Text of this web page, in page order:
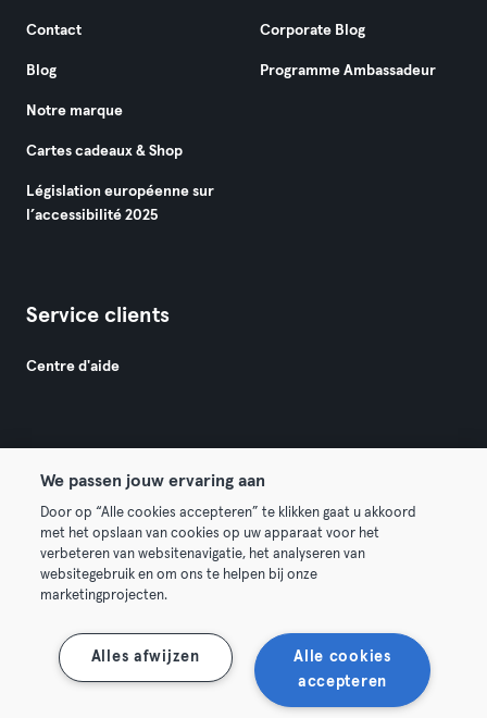
Contact
Blog
Notre marque
Cartes cadeaux & Shop
Législation européenne sur
l’accessibilité 2025
Corporate Blog
Programme Ambassadeur
Service clients
Centre d'aide
© 2026 Urban Sports Group GmbH. All rights reserved.
Conditions générales Politique de confidentialité
Mentions légales
Se rétracter ici
We passen jouw ervaring aan
Door op “Alle cookies accepteren” te klikken gaat u akkoord
met het opslaan van cookies op uw apparaat voor het
verbeteren van websitenavigatie, het analyseren van
websitegebruik en om ons te helpen bij onze
marketingprojecten.
Alle cookies
accepteren
Alles afwijzen